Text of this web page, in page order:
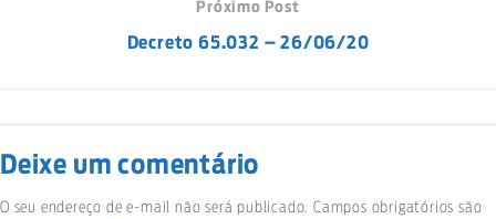
Próximo Post
Decreto 65.032 – 26/06/20
Deixe um comentário
O seu endereço de e-mail não será publicado. Campos obrigatórios são